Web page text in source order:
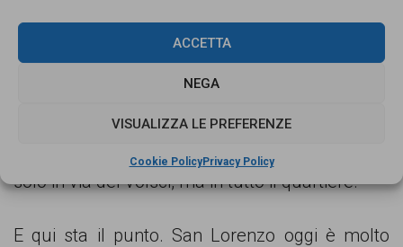
ACCETTA
NEGA
VISUALIZZA LE PREFERENZE
Cookie PolicyPrivacy Policy
chiamati fuori, affermando di non frequentare
da tempo il posto, per poi argomentare in
maniera più dettagliata quanto successo,
facendo riferimento ad una situazione di
disagio e violenza sempre più presente non
solo in via dei Volsci, ma in tutto il quartiere.
E qui sta il punto. San Lorenzo oggi è molto